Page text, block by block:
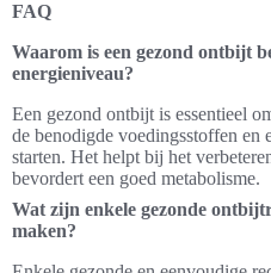
FAQ
Waarom is een gezond ontbijt
energieniveau?
Een gezond ontbijt is essentieel
de benodigde voedingsstoffen en
starten. Het helpt bij het
bevordert een goed metabolisme.
Wat zijn enkele gezonde
maken?